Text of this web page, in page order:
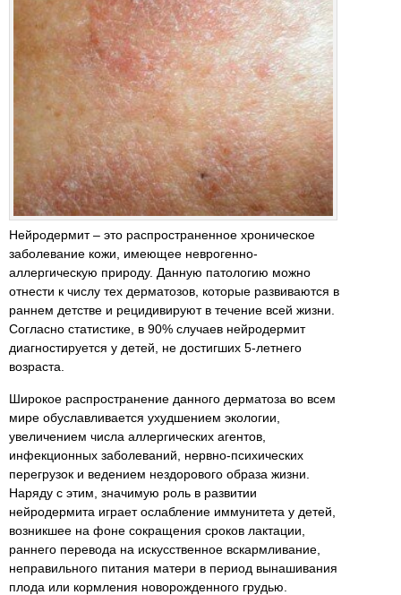
Нейродермит – это распространенное хроническое
заболевание кожи, имеющее неврогенно-
аллергическую природу. Данную патологию можно
отнести к числу тех дерматозов, которые развиваются в
раннем детстве и рецидивируют в течение всей жизни.
Согласно статистике, в 90% случаев нейродермит
диагностируется у детей, не достигших 5-летнего
возраста.
Широкое распространение данного дерматоза во всем
мире обуславливается ухудшением экологии,
увеличением числа аллергических агентов,
инфекционных заболеваний, нервно-психических
перегрузок и ведением нездорового образа жизни.
Наряду с этим, значимую роль в развитии
нейродермита играет ослабление иммунитета у детей,
возникшее на фоне сокращения сроков лактации,
раннего перевода на искусственное вскармливание,
неправильного питания матери в период вынашивания
плода или кормления новорожденного грудью.